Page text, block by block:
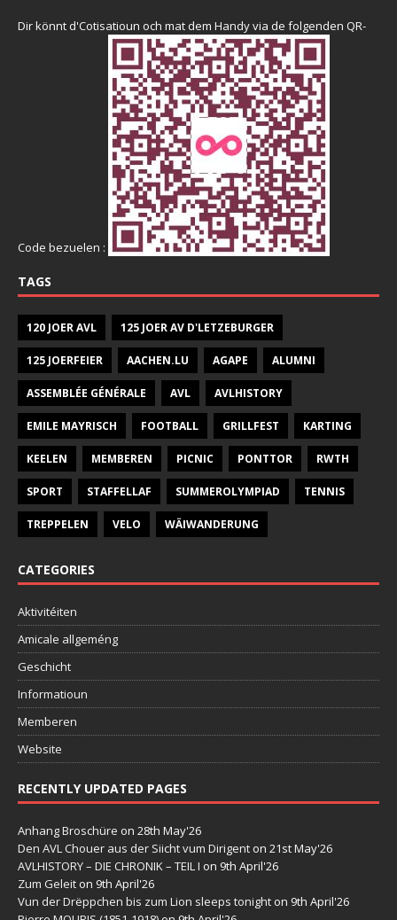
Dir könnt d'Cotisatioun och mat dem Handy via de folgenden QR-
Code bezuelen :
TAGS
120 JOER AVL 125 JOER AV D'LETZEBURGER
125 JOERFEIER AACHEN.LU AGAPE ALUMNI
ASSEMBLÉE GÉNÉRALE AVL AVLHISTORY
EMILE MAYRISCH FOOTBALL GRILLFEST KARTING
KEELEN MEMBEREN PICNIC PONTTOR RWTH
SPORT STAFFELLAF SUMMEROLYMPIAD TENNIS
TREPPELEN VELO WÄIWANDERUNG
CATEGORIES
Aktivitéiten
Amicale allgeméng
Geschicht
Informatioun
Memberen
Website
RECENTLY UPDATED PAGES
Anhang Broschüre on 28th May'26
Den AVL Chouer aus der Siicht vum Dirigent on 21st May'26
AVLHISTORY – DIE CHRONIK – TEIL I on 9th April'26
Zum Geleit on 9th April'26
Vun der Drëppchen bis zum Lion sleeps tonight on 9th April'26